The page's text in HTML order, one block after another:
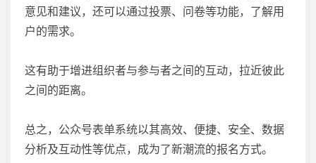
意见和建议，还可以通过投票、问卷等功能，了解用
户的需求。
这有助于增进组织者与参与者之间的互动，拉近彼此
之间的距离。
总之，公众号表单系统以其高效、便捷、安全、数据
分析及互动性等优点，成为了新潮流的报名方式。